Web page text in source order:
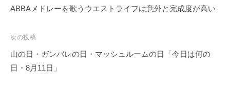
稿
ビ
ゲ
ー
ABBAメドレーを歌うウエストライフは意外と完成度が高い
次の投稿
山の日・ガンバレの日・マッシュルームの日「今日は何の
日・8月11日」